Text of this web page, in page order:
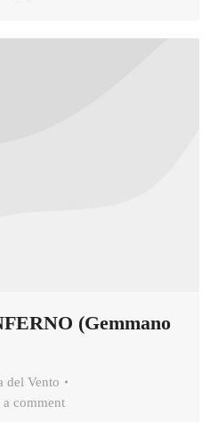
(Gemmano
del Vento
a comment